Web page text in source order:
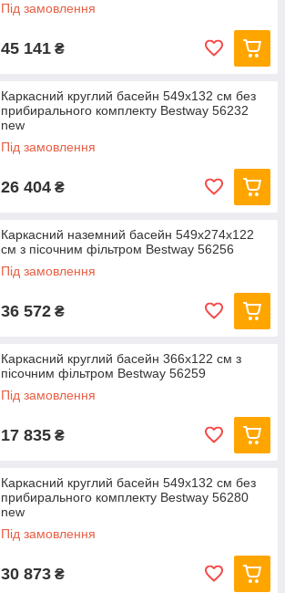
Під замовлення
45 141 ₴
Каркасний круглий басейн 549x132 см без
прибирального комплекту Bestway 56232
new
Під замовлення
26 404 ₴
Каркасний наземний басейн 549x274x122
см з пісочним фільтром Bestway 56256
Під замовлення
36 572 ₴
Каркасний круглий басейн 366x122 см з
пісочним фільтром Bestway 56259
Під замовлення
17 835 ₴
Каркасний круглий басейн 549x132 см без
прибирального комплекту Bestway 56280
new
Під замовлення
30 873 ₴